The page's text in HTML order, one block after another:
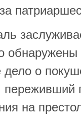
дело о
переживший
на